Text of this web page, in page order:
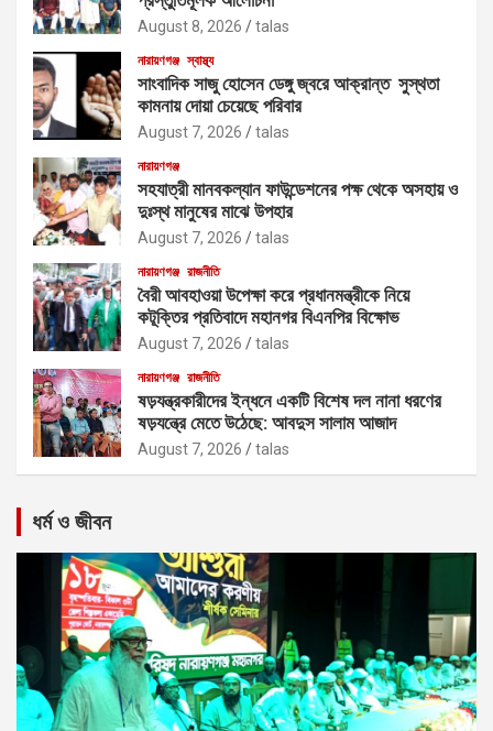
August 8, 2026 talas
নারায়ণগঞ্জ স্বাস্থ্য
সাংবাদিক সাজু হোসেন ডেঙ্গু জ্বরে আক্রান্ত সুস্থতা
কামনায় দোয়া চেয়েছে পরিবার
August 7, 2026 talas
নারায়ণগঞ্জ
সহযাত্রী মানবকল্যান ফাউন্ডেশনের পক্ষ থেকে অসহায় ও
দুঃস্থ মানুষের মাঝে উপহার
August 7, 2026 talas
নারায়ণগঞ্জ রাজনীতি
বৈরী আবহাওয়া উপেক্ষা করে প্রধানমন্ত্রীকে নিয়ে
কটূক্তির প্রতিবাদে মহানগর বিএনপির বিক্ষোভ
August 7, 2026 talas
নারায়ণগঞ্জ রাজনীতি
ষড়যন্ত্রকারীদের ইন্ধনে একটি বিশেষ দল নানা ধরণের
ষড়যন্ত্রে মেতে উঠেছে: আবদুস সালাম আজাদ
August 7, 2026 talas
ধর্ম ও জীবন